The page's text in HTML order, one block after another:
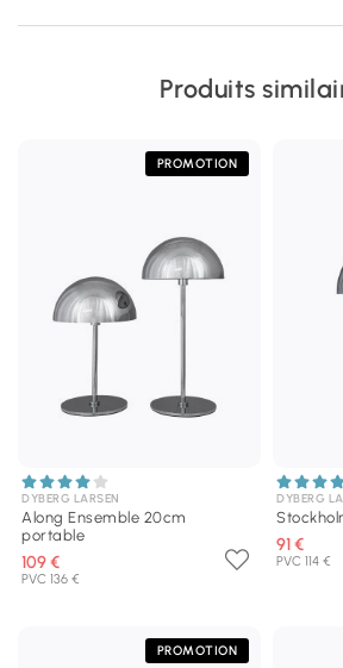
Produits
PROMOTION
DYBERG LARSEN
Along Ensemble 20cm
portable
109 €
PVC 136 €
DYBERG
91 €
PVC 114 €
PROMOTION